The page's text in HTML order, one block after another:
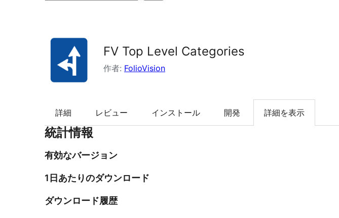
イ
検
FV Top Level Categories
作者: FolioVision
詳細 レビュー インストール 開発 詳細を表示
統計情報
有効なバージョン
1日あたりのダウンロード
ダウンロード履歴